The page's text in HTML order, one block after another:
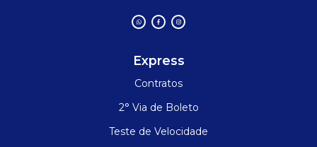
Express
Contratos
2° Via de Boleto
Teste de Velocidade